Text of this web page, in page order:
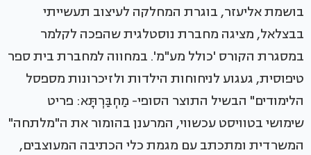
בושמת אליעזר, בוגרת המחלקה לעיצוב תעשייתי
בבצלאל, מציגה מחברת נוסטלגית שהפכה לקלמר
במסגרת הקורס 'כולל מע"מ'. במחווה למחברת בית ספר
טיפוסית, געגוע לניחוחות הילדות ולזיכרונות מספסל
הלימודים" הבשיל התוצר הסופי- מַחְבַּרְתָּא: פריט
שימושי בטוויסט עכשווי, המרענן בהומור את ה"מלתחה"
המשרדית ומתכתב עם מגמת כלי הכתיבה המעוצבים,